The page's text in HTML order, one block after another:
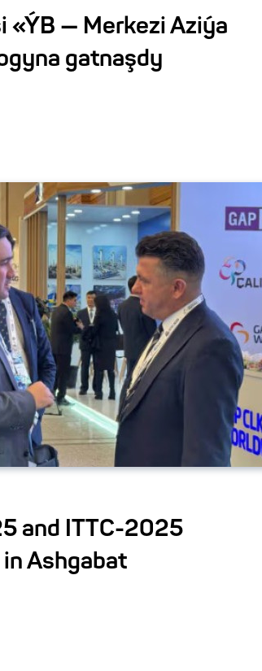
«ÝB — Merkezi Aziýa
gatnaşdy
and ITTC-2025
Ashgabat